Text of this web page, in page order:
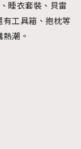
睡衣套裝、貝雷
工具箱、抱枕等
潮。